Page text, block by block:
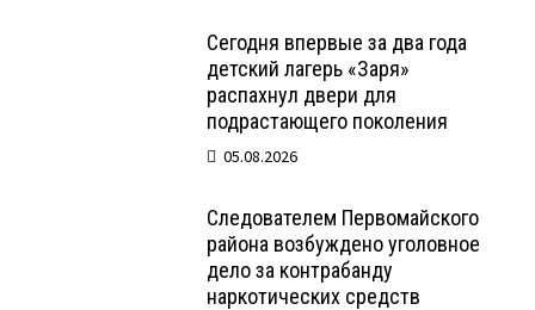
Сегодня впервые за два года
детский лагерь «Заря»
распахнул двери для
подрастающего поколения
05.08.2026
Следователем Первомайского
района возбуждено уголовное
дело за контрабанду
наркотических средств